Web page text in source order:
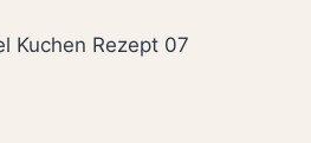
Kuchen Rezept 07